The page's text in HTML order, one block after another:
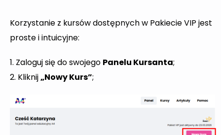
Korzystanie z kursów dostępnych w Pakiecie VIP jest
proste i intuicyjne:
1. Zaloguj się do swojego Panelu Kursanta;
2. Kliknij„Nowy Kurs”;